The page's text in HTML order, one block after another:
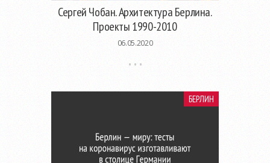
Сергей Чобан. Архитектура Берлина.
Проекты 1990-2010
06.05.2020
БЕРЛИН